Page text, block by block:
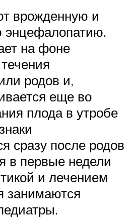
врожденную и
энцефалопатию.
на фоне
родов и,
еще во
плода в утробе
сразу после родов
в первые недели
и лечением
занимаются